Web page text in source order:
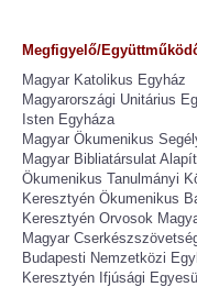
Megfigyelő/
Magyar Katolikus Egyház
Magyarországi Unitárius
Isten Egyháza
Magyar Ökumenikus
Magyar Bibliatársulat
Ökumenikus Tanulmányi
Keresztyén Ökumenikus
Keresztyén Orvosok
Magyar
Budapesti Nemzetközi
Keresztyén Ifjúsági